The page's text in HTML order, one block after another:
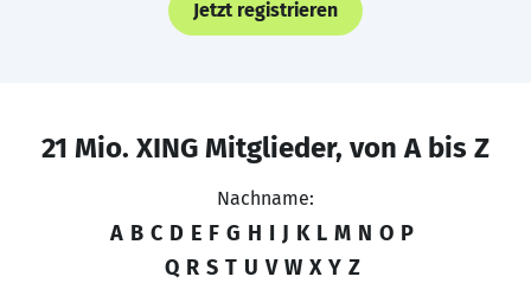
Jetzt registrieren
21 Mio. XING Mitglieder, von A bis Z
Nachname:
A B C D E F G H I J K L M N O P
Q R S T U V W X Y Z